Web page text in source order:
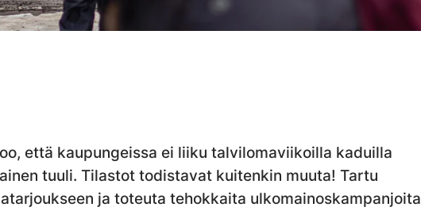
että kaupungeissa ei liiku talvilomaviikoilla kaduilla
tuuli. Tilastot todistavat kuitenkin muuta! Tartu
ja toteuta tehokkaita ulkomainoskampanjoita